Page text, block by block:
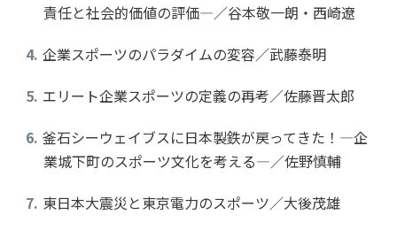
責任と社会的価値の評価―／谷本敬一朗・西崎遼
企業スポーツのパラダイムの変容／武藤泰明
エリート企業スポーツの定義の再考／佐藤晋太郎
釜石シーウェイブスに日本製鉄が戻ってきた！―企
業城下町のスポーツ文化を考える―／佐野慎輔
東日本大震災と東京電力のスポーツ／大後茂雄